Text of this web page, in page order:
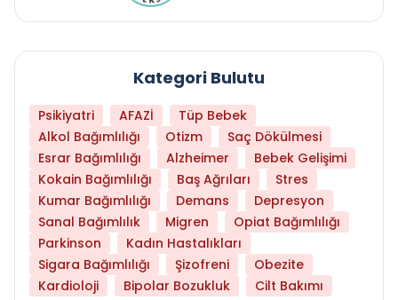
Kategori Bulutu
Psikiyatri AFAZİ
Tüp Bebek
Alkol Bağımlılığı
Otizm
Saç Dökülmesi
Esrar Bağımlılığı
Alzheimer
Bebek Gelişimi
Kokain Bağımlılığı
Baş Ağrıları
Stres
Kumar Bağımlılığı
Demans
Depresyon
Sanal Bağımlılık
Migren
Opiat Bağımlılığı
Parkinson
Kadın Hastalıkları
Sigara Bağımlılığı
Şizofreni
Obezite
Kardioloji
Bipolar Bozukluk Cilt Bakımı